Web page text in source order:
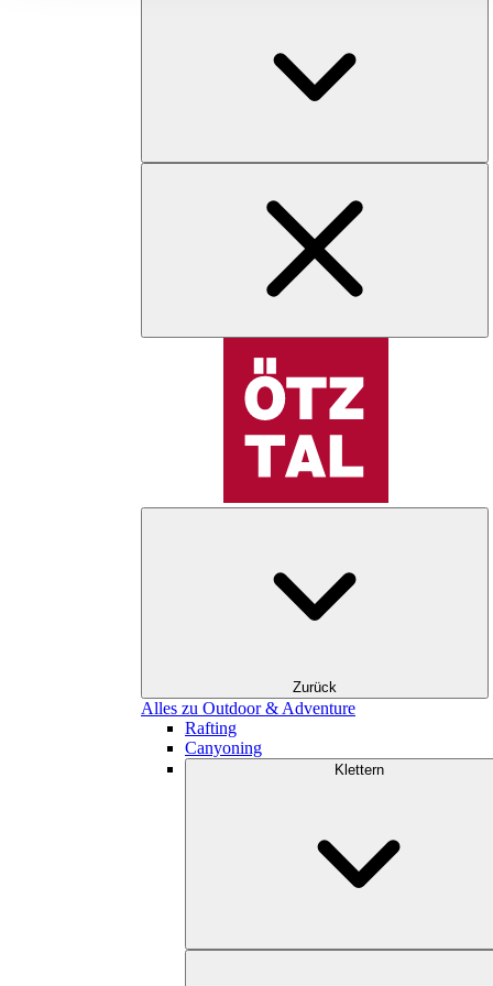
Zurück
Alles zu Outdoor & Adventure
Rafting
Canyoning
Klettern